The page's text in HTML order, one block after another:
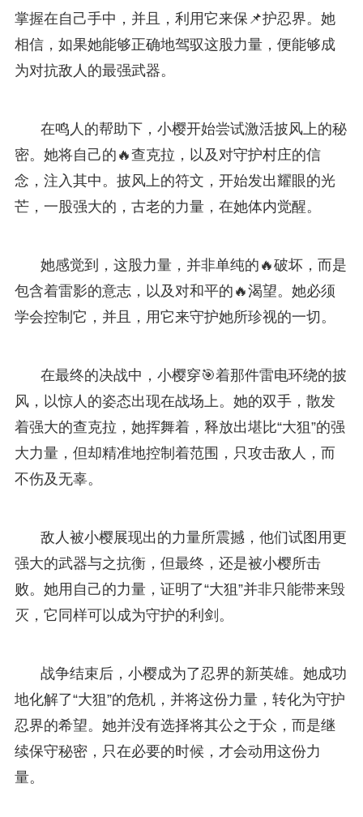
掌握在自己手中，并且，利用它来保📌护忍界。她
相信，如果她能够正确地驾驭这股力量，便能够成
为对抗敌人的最强武器。
在鸣人的帮助下，小樱开始尝试激活披风上的秘
密。她将自己的🔥查克拉，以及对守护村庄的信
念，注入其中。披风上的符文，开始发出耀眼的光
芒，一股强大的，古老的力量，在她体内觉醒。
她感觉到，这股力量，并非单纯的🔥破坏，而是
包含着雷影的意志，以及对和平的🔥渴望。她必须
学会控制它，并且，用它来守护她所珍视的一切。
在最终的决战中，小樱穿🎯着那件雷电环绕的披
风，以惊人的姿态出现在战场上。她的双手，散发
着强大的查克拉，她挥舞着，释放出堪比“大狙”的强
大力量，但却精准地控制着范围，只攻击敌人，而
不伤及无辜。
敌人被小樱展现出的力量所震撼，他们试图用更
强大的武器与之抗衡，但最终，还是被小樱所击
败。她用自己的力量，证明了“大狙”并非只能带来毁
灭，它同样可以成为守护的利剑。
战争结束后，小樱成为了忍界的新英雄。她成功
地化解了“大狙”的危机，并将这份力量，转化为守护
忍界的希望。她并没有选择将其公之于众，而是继
续保守秘密，只在必要的时候，才会动用这份力
量。